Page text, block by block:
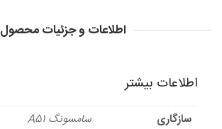
اطلاعات و جزئیات محصول
اطلاعات بیشتر
سازگاری
سامسونگ A51